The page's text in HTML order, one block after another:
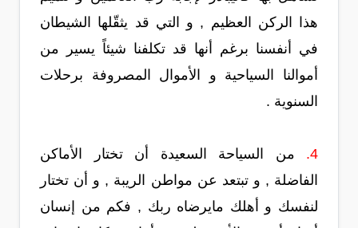
هذا الركن العظيم , و التي قد يثقّلها الشيطان
في أنفسنا برغم أنها قد تكلفنا شيئاً يسير من
أموالنا السياحية و الأموال المصروفة برحلات
السنوية .
4.
من السياحة السعيدة أن تختار الأماكن
الفاضلة , و تبتعد عن مواطن الريبة , و أن تختار
لنفسك و أهلك مايرضاه ربك , فكم من إنسان